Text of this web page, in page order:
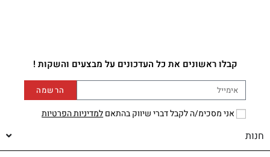
קבלו ראשונים את כל העדכונים על מבצעים והשקות !
אני מסכימ/ה לקבל דברי שיווק בהתאםלמדיניות הפרטיות
הרשמה
חנות